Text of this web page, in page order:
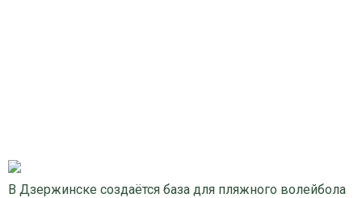
В Дзержинске создаётся база для пляжного волейбола